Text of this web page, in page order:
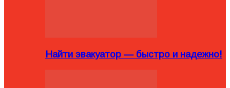
Найти эвакуатор — быстро и надежно!